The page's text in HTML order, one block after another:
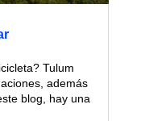
Tulum
además
blog, hay una